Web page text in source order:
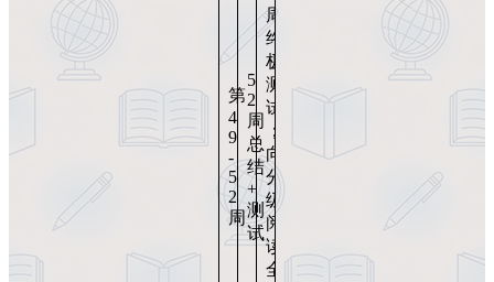
第
4
9
-
5
2
周
5
2
周
总
结
+
测
试
周
终
极
测
试
；
向
分
级
阅
读
全